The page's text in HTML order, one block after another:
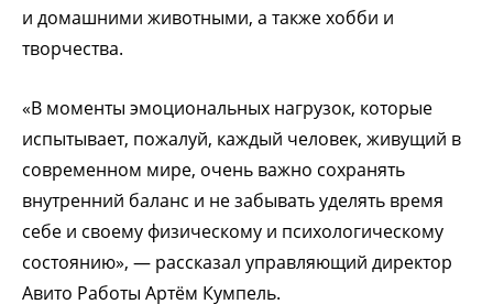
и домашними животными, а также хобби и
творчества.
«В моменты эмоциональных нагрузок, которые
испытывает, пожалуй, каждый человек, живущий в
современном мире, очень важно сохранять
внутренний баланс и не забывать уделять время
себе и своему физическому и психологическому
состоянию», — рассказал управляющий директор
Авито Работы Артём Кумпель.